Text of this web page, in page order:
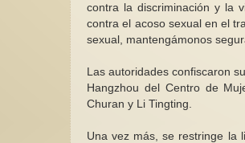
contra la discriminación y la
contra el acoso sexual en el
sexual, mantengámonos
Las autoridades confiscaron
Hangzhou del Centro de
Churan y Li Tingting.
Una vez más, se restringe la